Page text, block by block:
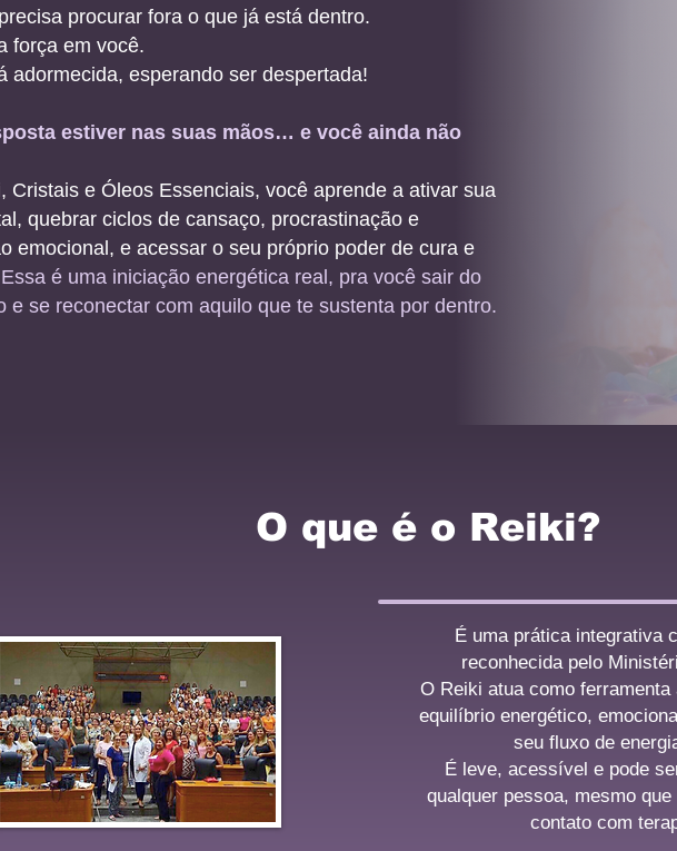
procurar fora o que já está dentro.
força em você.
adormecida, esperando ser despertada!
estiver nas suas mãos… e você ainda não
Cristais e Óleos Essenciais, você aprende a ativar sua
quebrar ciclos de cansaço, procrastinação e
emocional, e acessar o seu próprio poder de cura e
Essa é uma iniciação energética real, pra você sair do
e se reconectar com aquilo que te sustenta por dentro.
O que é o Reiki?
É uma prática integrativa
reconhecida pelo
O Reiki atua como
equilíbrio energético,
seu fluxo de
É leve, acessível e pode
qualquer pessoa, mesmo
contato com